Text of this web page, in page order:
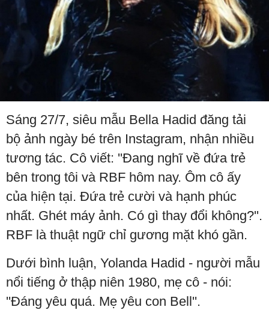
Sáng 27/7, siêu mẫu Bella Hadid đăng tải
bộ ảnh ngày bé trên Instagram, nhận nhiều
tương tác. Cô viết: ''Đang nghĩ về đứa trẻ
bên trong tôi và RBF hôm nay. Ôm cô ấy
của hiện tại. Đứa trẻ cười và hạnh phúc
nhất. Ghét máy ảnh. Có gì thay đổi không?''.
RBF là thuật ngữ chỉ gương mặt khó gần.
Dưới bình luận, Yolanda Hadid - người mẫu
nổi tiếng ở thập niên 1980, mẹ cô - nói:
''Đáng yêu quá. Mẹ yêu con Bell''.